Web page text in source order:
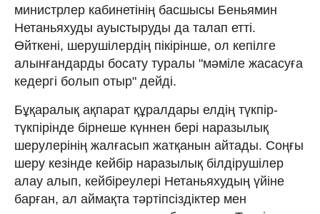
министрлер кабинетінің басшысы Беньямин
Нетаньяхуды ауыстыруды да талап етті.
Өйткені, шерушілердің пікірінше, ол кепілге
алынғандарды босату туралы "мәміле жасасуға
кедергі болып отыр" дейді.
Бұқаралық ақпарат құралдары елдің түкпір-
түкпірінде бірнеше күннен бері наразылық
шерулерінің жалғасып жатқанын айтады. Соңғы
шеру кезінде кейбір наразылық білдірушілер
алау алып, кейбіреулері Нетаньяхудың үйіне
барған, ал аймақта тәртіпсіздіктер мен